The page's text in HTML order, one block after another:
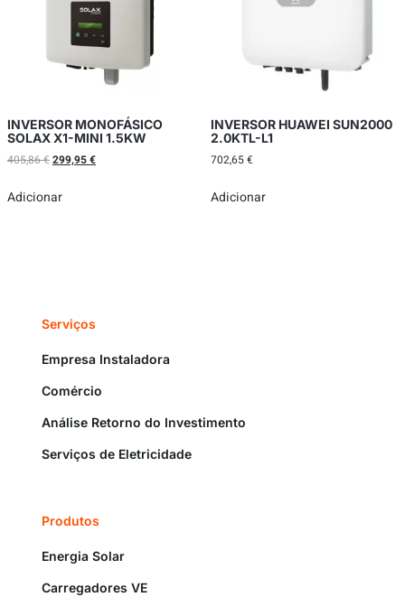
INVERSOR MONOFÁSICO
SOLAX X1-MINI 1.5KW
405,86€299,95€
Adicionar
INVERSOR HUAWEI SUN2000
2.0KTL-L1
702,65€
Adicionar
Serviços
Empresa Instaladora
Comércio
Análise Retorno do Investimento
Serviços de Eletricidade
Produtos
Energia Solar
Carregadores VE